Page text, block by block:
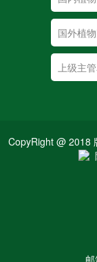
CopyRight @ 2018